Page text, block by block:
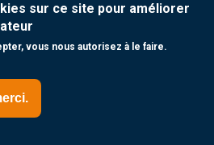
personnelles
(EN)
sur ce site pour améliorer
vous nous autorisez à le faire.